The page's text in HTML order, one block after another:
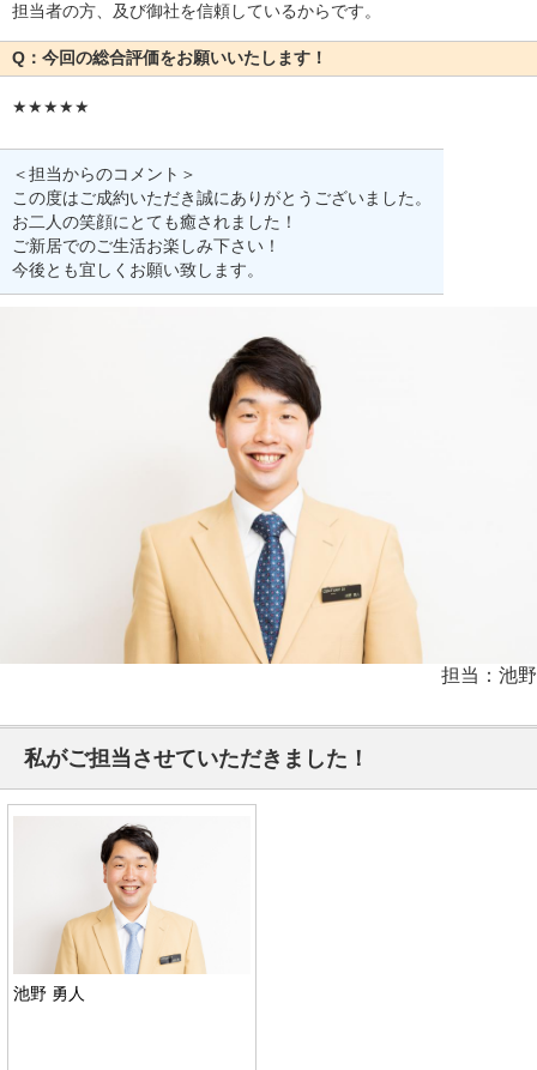
担当者の方、及び御社を信頼しているからです。
Q：今回の総合評価をお願いいたします！
★★★★★
＜担当からのコメント＞
この度はご成約いただき誠にありがとうございました。
お二人の笑顔にとても癒されました！
ご新居でのご生活お楽しみ下さい！
今後とも宜しくお願い致します。
担当：池野
私がご担当させていただきました！
池野 勇人